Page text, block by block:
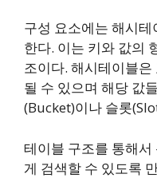
구성 요소에는 해시
한다. 이는 키와 값의
조이다. 해시테이블
될 수 있으며 해당 값
(Bucket)이나 슬롯
테이블 구조를 통해서
게 검색할 수 있도록